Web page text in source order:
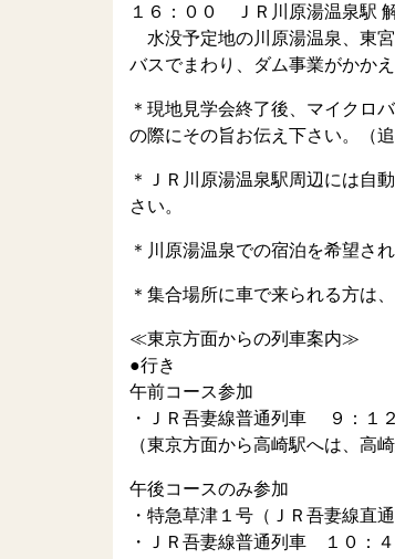
１６：００ ＪＲ川原湯温泉駅
水没予定地の川原湯温泉、東
バスでまわり、ダム事業がかか
＊現地見学会終了後、マイクロ
の際にその旨お伝え下さい。（
＊ＪＲ川原湯温泉駅周辺には自
さい。
＊川原湯温泉での宿泊を希望さ
＊集合場所に車で来られる方は
≪東京方面からの列車案内≫
●行き
午前コース参加
・ＪＲ吾妻線普通列車 ９：１
（東京方面から高崎駅へは、高
午後コースのみ参加
・特急草津１号（ＪＲ吾妻線
・ＪＲ吾妻線普通列車 １０